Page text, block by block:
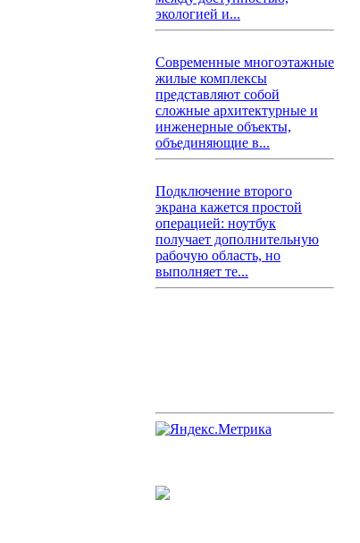
экологией и...
Современные многоэтажные
жилые комплексы
представляют собой
сложные архитектурные и
инженерные объекты,
объединяющие в...
Подключение второго
экрана кажется простой
операцией: ноутбук
получает дополнительную
рабочую область, но
выполняет те...